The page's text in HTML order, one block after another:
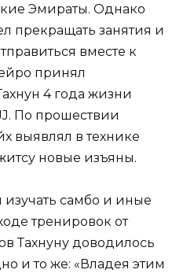
Эмираты. Однако
прекращать занятия и
вместе к
принял
4 года жизни
По прошествии
выявлял в технике
новые изъяны.
изучать самбо и иные
тренировок от
Тахнуну доводилось
и то же: «Владея этим